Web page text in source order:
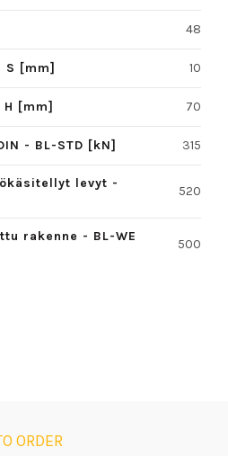
48
S [mm] 10
[mm] 70
- BL-STD [kN] 315
levyt -
520
rakenne - BL-WE
500
ORDER